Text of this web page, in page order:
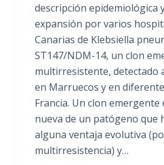
descripción epidemiológica
expansión por varios
Canarias de Klebsiella
ST147/NDM-14, un clon
multirresistente, detectado
en Marruecos y en
Francia. Un clon
nueva de un patógeno que
alguna ventaja evolutiva
multirresistencia) y…